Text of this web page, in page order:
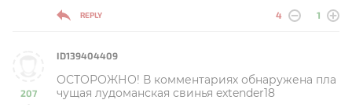
REPLY 4 1
207
-
ID139404409
ОСТОРОЖНО! В комментариях обнаружена пла
чущая лудоманская свинья extender18